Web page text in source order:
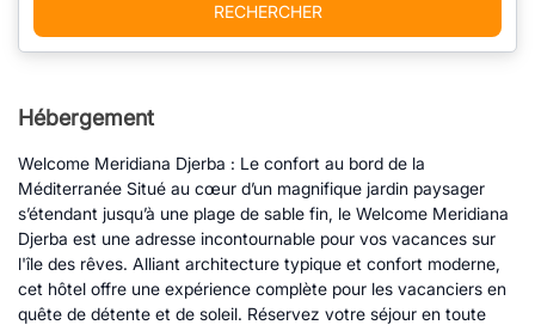
RECHERCHER
Hébergement
Welcome Meridiana Djerba : Le confort au bord de la
Méditerranée Situé au cœur d’un magnifique jardin paysager
s’étendant jusqu’à une plage de sable fin, le Welcome Meridiana
Djerba est une adresse incontournable pour vos vacances sur
l'île des rêves. Alliant architecture typique et confort moderne,
cet hôtel offre une expérience complète pour les vacanciers en
quête de détente et de soleil. Réservez votre séjour en toute